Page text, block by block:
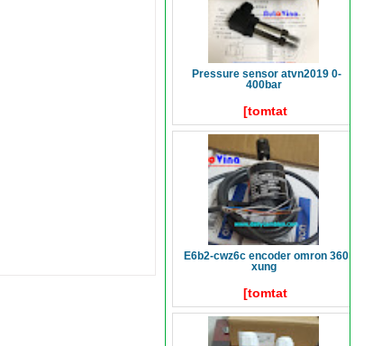
pressure sensor atvn2019 0-
400bar
[tomtat
e6b2-cwz6c encoder omron 360
xung
[tomtat